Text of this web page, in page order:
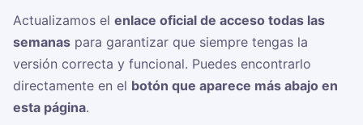
Actualizamos el enlace oficial de acceso todas las
semanas para garantizar que siempre tengas la
versión correcta y funcional. Puedes encontrarlo
directamente en el botón que aparece más abajo en
esta página.